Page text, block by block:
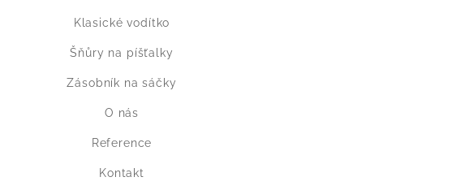
Klasické vodítko
Šňůry na píšťalky
Zásobník na sáčky
O nás
Reference
Kontakt